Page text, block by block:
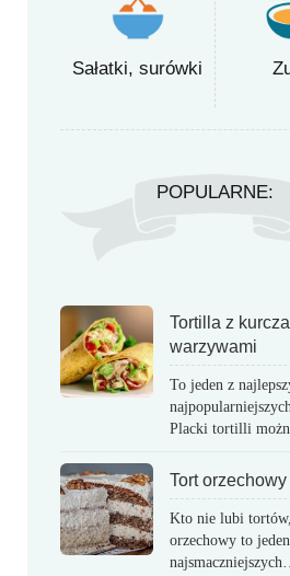
Sałatki, surówki
POPULARNE:
Tortilla z
warzywami
To jeden z
Placki tortilli
Tort orzechowy
Kto nie lubi
orzechowy to
najsmaczniejszych…